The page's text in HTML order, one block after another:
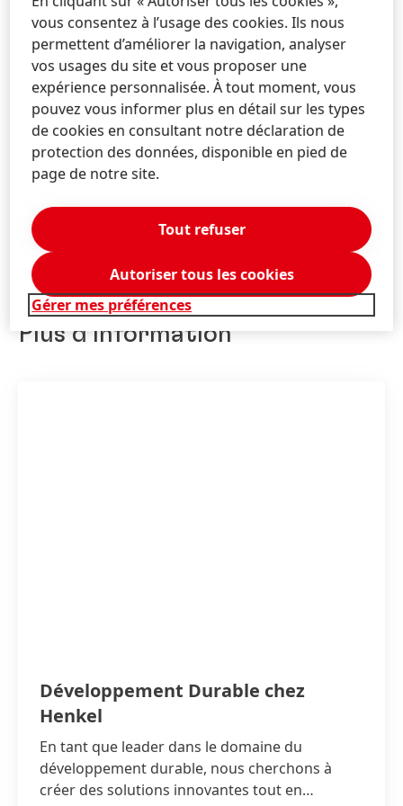
tout en économisant l'énergie et les ressources
naturelles nécessaires. La branche Beauty Care de
Henkel a ainsi lancé la gamme de produits capillaires
Saint Algue Syoss Nutrition Intense 7, qui inclut un
shampooing dont la nouvelle formule a une
empreinte carbone de 18 % inférieure à la
précédente. Pour parvenir à ce résultat, nous avons
diminué la teneur en tensioactifs de 16,5 %, réduit la
teneur en polymères cationiques de 60 %, et utilisé 10
% de matériaux renouvelables en plus.
Plus d'information
Développement Durable chez
Henkel
En tant que leader dans le domaine du
développement durable, nous cherchons à
créer des solutions innovantes tout en
vous consentez à l’usage des cookies. Ils nous
permettent d’améliorer la navigation, analyser
vos usages du site et vous proposer une
expérience personnalisée. À tout moment, vous
pouvez vous informer plus en détail sur les types
de cookies en consultant notre déclaration de
protection des données, disponible en pied de
page de notre site.
Gérer mes préférences
Tout refuser
Autoriser tous les cookies